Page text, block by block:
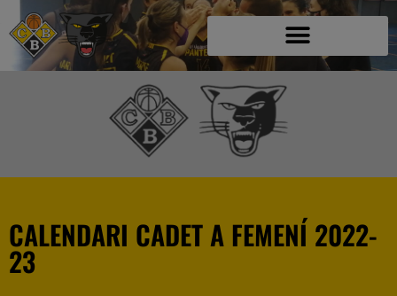
CALENDARI CADET A FEMENÍ 2022-
23